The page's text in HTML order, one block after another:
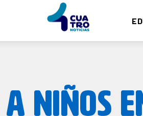
NIÑOS